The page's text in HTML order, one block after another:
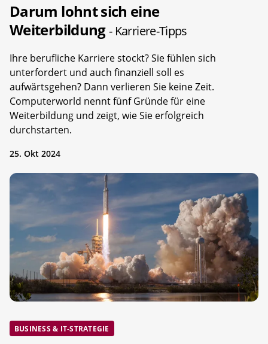
Darum lohnt sich eine
Weiterbildung- Karriere-Tipps
Ihre berufliche Karriere stockt? Sie fühlen sich
unterfordert und auch finanziell soll es
aufwärtsgehen? Dann verlieren Sie keine Zeit.
Computerworld nennt fünf Gründe für eine
Weiterbildung und zeigt, wie Sie erfolgreich
durchstarten.
25. Okt 2024
BUSINESS & IT-STRATEGIE